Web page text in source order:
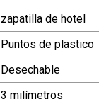
zapatilla de hotel
Puntos de plastico
Desechable
3 milímetros